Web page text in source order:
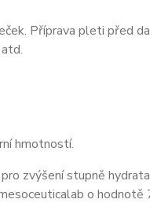
Příprava pleti před
hmotností.
zvýšení stupně
o